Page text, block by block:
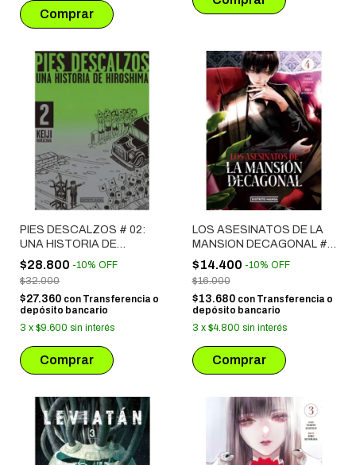
PIES DESCALZOS # 02:
UNA HISTORIA DE
HIROSHIMA
$28.800 -10% OFF
$32.000
$27.360 con Transferencia o
depósito bancario
3 x $9.600 sin interés
LOS ASESINATOS DE LA
MANSION DECAGONAL #
04
$14.400 -10% OFF
$16.000
$13.680 con Transferencia o
depósito bancario
3 x $4.800 sin interés